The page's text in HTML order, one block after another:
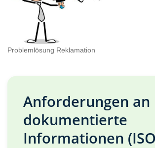
Problemlösung Reklamation
Anforderungen an
dokumentierte
Informationen